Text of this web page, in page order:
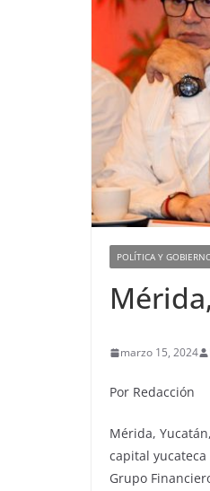
POLÍTICA Y
marzo 15, 2024
Por Redacción
Mérida,
capital
Grupo